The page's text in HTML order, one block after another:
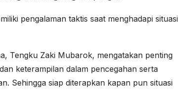
pengalaman taktis saat menghadapi situasi
Tengku Zaki Mubarok, mengatakan penting
keterampilan dalam pencegahan serta
Sehingga siap diterapkan kapan pun situasi